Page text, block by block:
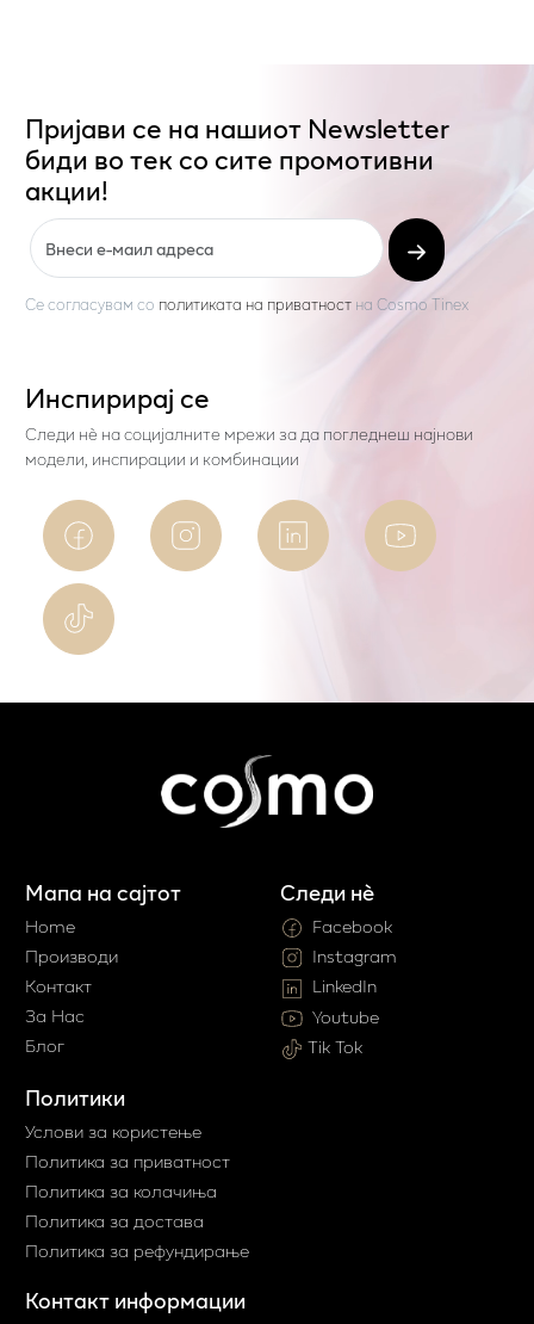
Пријави се на нашиот Newsletter
биди во тек со сите промотивни
акции!
Се согласувам со политиката на приватност на Cosmo Tinex
Инспирирај се
Следи нѐ на социјалните мрежи за да погледнеш најнови
модели, инспирации и комбинации
Мапа на сајтот
Home
Производи
Контакт
За Нас
Блог
Политики
Услови за користење
Политика за приватност
Политика за колачиња
Политика за достава
Политика за рефундирање
Контакт информации
Следи нè
Facebook
Instagram
LinkedIn
Youtube
Tik Tok